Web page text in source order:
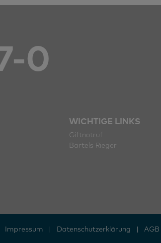
0
WICHTIGE LINKS
Giftnotruf
Bartels Rieger
Impressum Daten­schutz­erklärung AGB